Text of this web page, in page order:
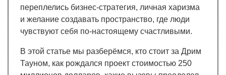
переплелись бизнес-стратегия, личная харизма
и желание создавать пространство, где люди
чувствуют себя по-настоящему счастливыми.
В этой статье мы разберёмся, кто стоит за Дрим
Тауном, как рождался проект стоимостью 250